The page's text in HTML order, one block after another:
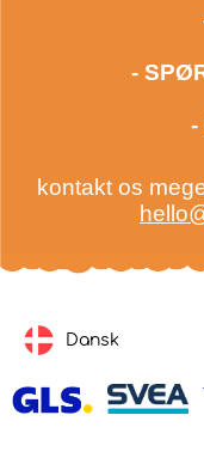
-
-
kontakt os
Dansk